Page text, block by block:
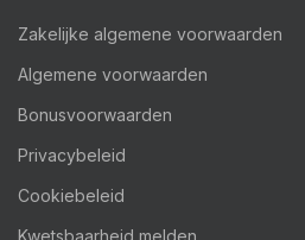
Zakelijke algemene voorwaarden
Algemene voorwaarden
Bonusvoorwaarden
Privacybeleid
Cookiebeleid
Kwetsbaarheid melden